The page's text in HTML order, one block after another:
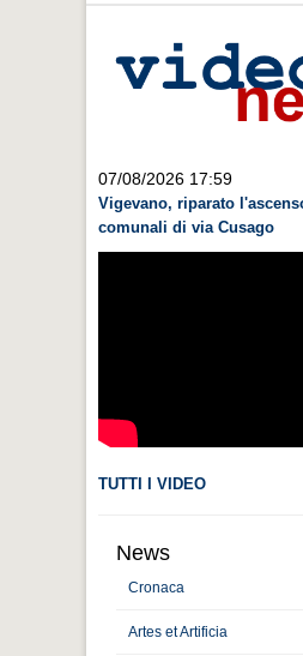
07/08/2026 17:59
Vigevano, riparato
comunali di via Cusago
TUTTI I VIDEO
News
Cronaca
Artes et Artificia